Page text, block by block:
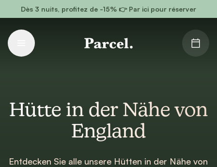
Zum Hauptinhalt gehen
Dès 3 nuits, profitez de -15% 👉 Par ici pour réserver
Hütte in der Nähe von
England
Entdecken Sie alle unsere Hütten in der Nähe von